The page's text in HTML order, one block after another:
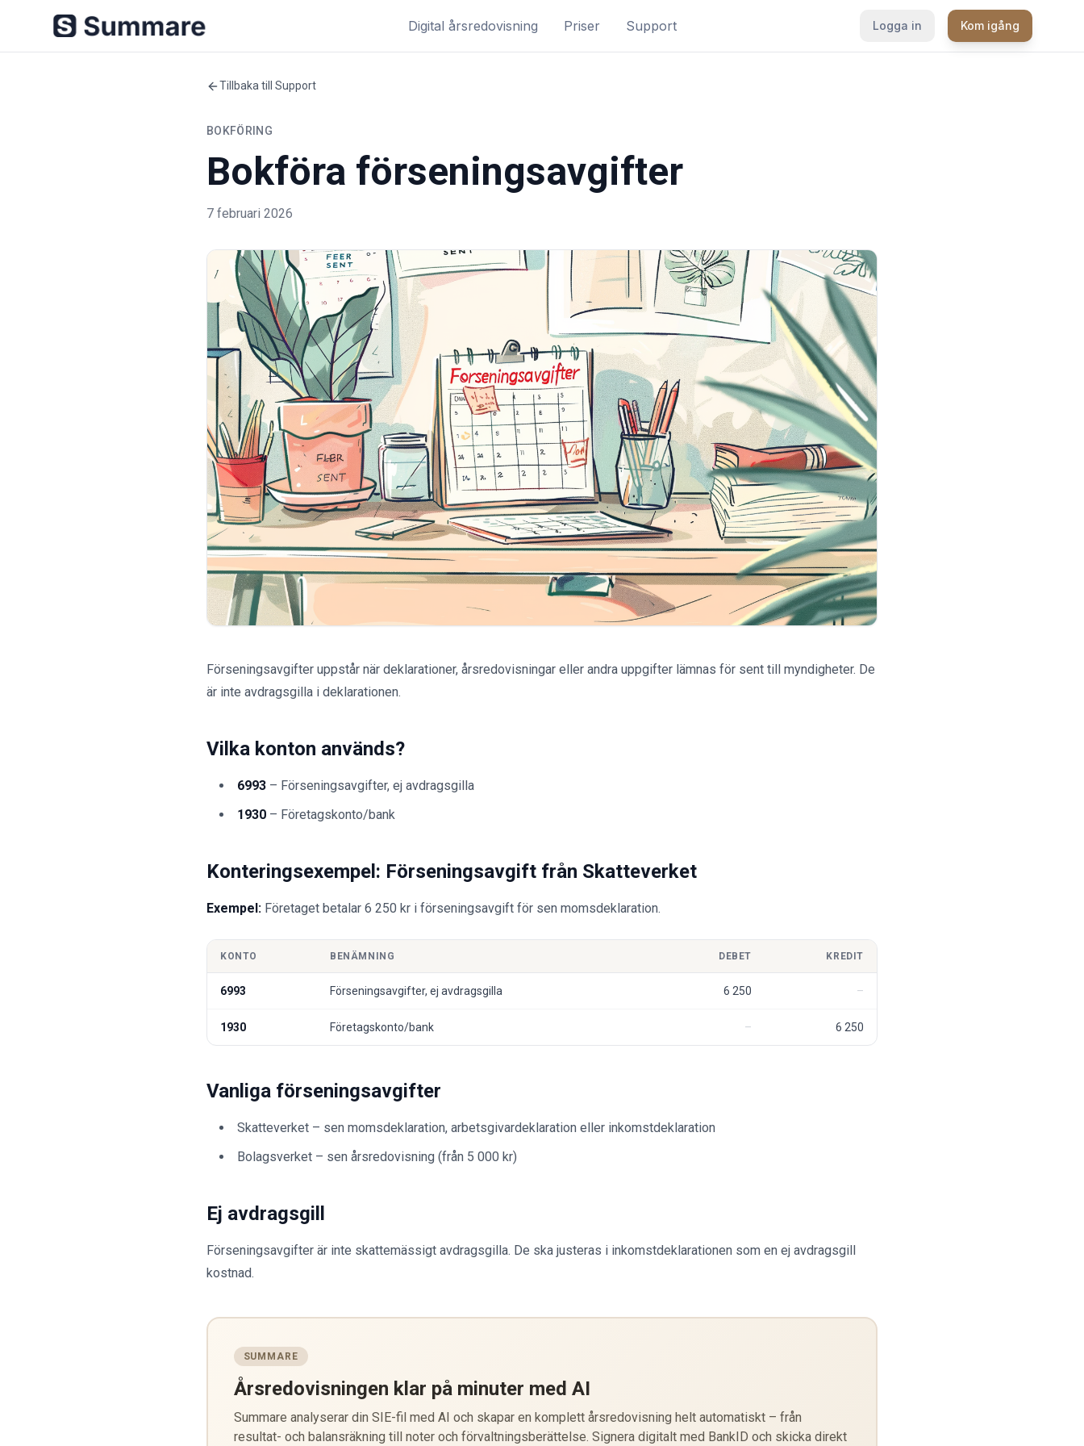
Digital årsredovisning Priser Support Logga in Kom igång
Tillbaka till Support
BOKFÖRING
Bokföra förseningsavgifter
7 februari 2026
Förseningsavgifter uppstår när deklarationer, årsredovisningar eller andra uppgifter lämnas för sent till myndigheter. De
är inte avdragsgilla i deklarationen.
Vilka konton används?
6993 – Förseningsavgifter, ej avdragsgilla
1930 – Företagskonto/bank
Konteringsexempel: Förseningsavgift från Skatteverket
Exempel: Företaget betalar 6 250 kr i förseningsavgift för sen momsdeklaration.
KONTO BENÄMNING DEBET KREDIT
6993 Förseningsavgifter, ej avdragsgilla 6 250
1930 Företagskonto/bank 6 250
Vanliga förseningsavgifter
Skatteverket – sen momsdeklaration, arbetsgivardeklaration eller inkomstdeklaration
Bolagsverket – sen årsredovisning (från 5 000 kr)
Ej avdragsgill
Förseningsavgifter är inte skattemässigt avdragsgilla. De ska justeras i inkomstdeklarationen som en ej avdragsgill
kostnad.
SUMMARE
Årsredovisningen klar på minuter med AI
Summare analyserar din SIE-fil med AI och skapar en komplett årsredovisning helt automatiskt – från
resultat- och balansräkning till noter och förvaltningsberättelse. Signera digitalt med BankID och skicka direkt